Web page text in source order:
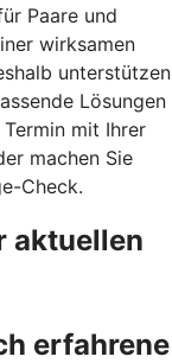
Paare und
wirksamen
unterstützen
Lösungen
mit Ihrer
machen Sie
Check.
aktuellen
erfahrene